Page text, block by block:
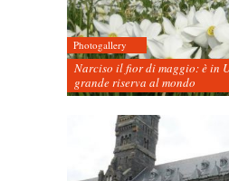
Photogallery
Narciso il fior di maggio: è in
grande riserva al mondo